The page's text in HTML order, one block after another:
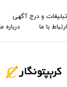
تبلیغات و درج آگهی
ارتباط با ما
درباره